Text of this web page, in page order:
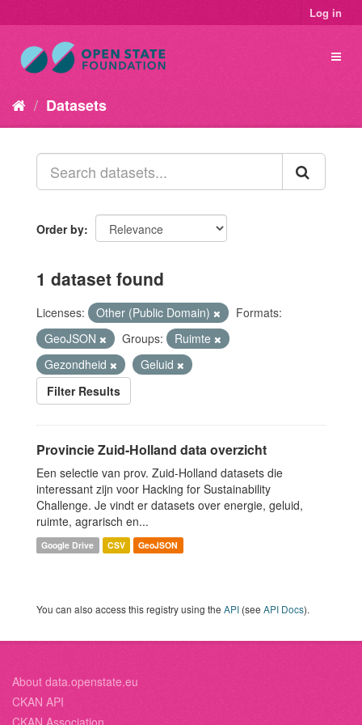
Log in
Datasets
Order by
1 dataset found
Licenses: Other (Public Domain)
Formats:
GeoJSON
Groups:
Ruimte
Gezondheid
Geluid
Filter Results
Provincie Zuid-Holland data overzicht
Een selectie van prov. Zuid-Holland datasets die
interessant zijn voor Hacking for Sustainability
Challenge. Je vindt er datasets over energie, geluid,
ruimte, agrarisch en...
Google Drive CSV GeoJSON
You can also access this registry using the API (see API Docs).
About data.openstate.eu
CKAN API
CKAN Association